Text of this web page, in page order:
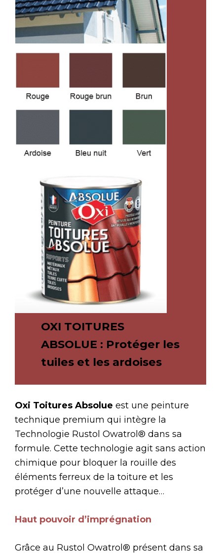
OXI TOITURES
ABSOLUE : Protéger les
tuiles et les ardoises
Oxi Toitures Absolue est une peinture
technique premium qui intègre la
Technologie Rustol Owatrol® dans sa
formule. Cette technologie agit sans action
chimique pour bloquer la rouille des
éléments ferreux de la toiture et les
protéger d’une nouvelle attaque…
Haut pouvoir d’imprégnation
Grâce au Rustol Owatrol® présent dans sa